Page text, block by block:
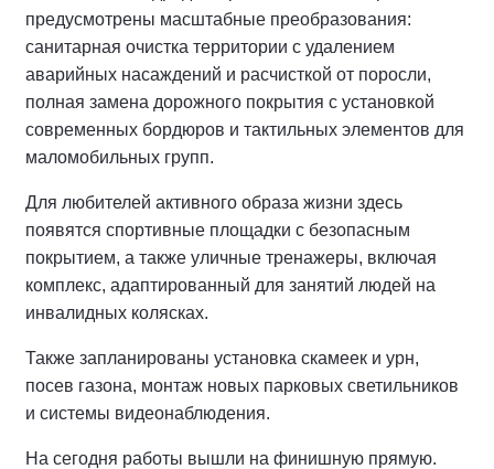
предусмотрены масштабные преобразования:
санитарная очистка территории с удалением
аварийных насаждений и расчисткой от поросли,
полная замена дорожного покрытия с установкой
современных бордюров и тактильных элементов для
маломобильных групп.
Для любителей активного образа жизни здесь
появятся спортивные площадки с безопасным
покрытием, а также уличные тренажеры, включая
комплекс, адаптированный для занятий людей на
инвалидных колясках.
Также запланированы установка скамеек и урн,
посев газона, монтаж новых парковых светильников
и системы видеонаблюдения.
На сегодня работы вышли на финишную прямую.